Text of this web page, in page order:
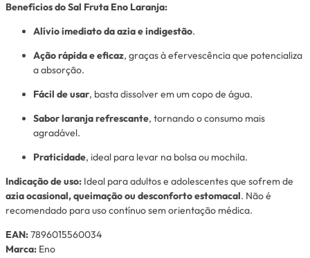
Benefícios do Sal Fruta Eno Laranja:
Alívio imediato da azia e indigestão.
Ação rápida e eficaz, graças à efervescência que potencializa
a absorção.
Fácil de usar, basta dissolver em um copo de água.
Sabor laranja refrescante, tornando o consumo mais
agradável.
Praticidade, ideal para levar na bolsa ou mochila.
Indicação de uso: Ideal para adultos e adolescentes que sofrem de
azia ocasional, queimação ou desconforto estomacal. Não é
recomendado para uso contínuo sem orientação médica.
EAN:7896015560034
Marca: Eno